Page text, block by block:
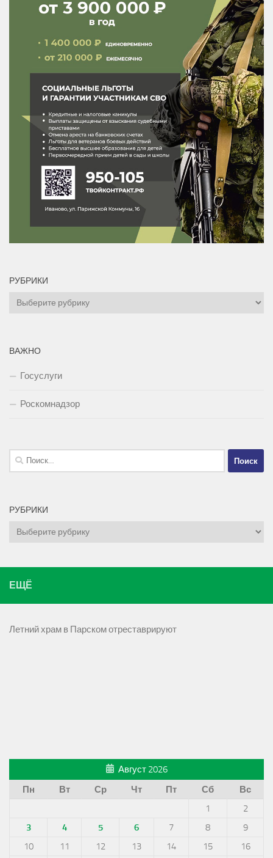
РУБРИКИ
Рубрики
ВАЖНО
Госуслуги
Роскомнадзор
Найти:
РУБРИКИ
Рубрики
ЕЩЁ
Летний храм в Парском отреставрируют
Август 2026
Пн
Вт Ср Чт Пт Сб
Вс
1
2
3
4 5 6 7 8
9
10
11 12 13 14 15
16